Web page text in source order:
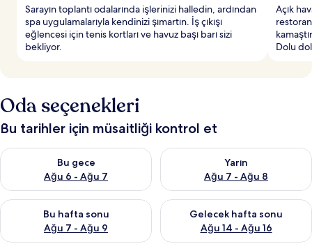
Sarayın toplantı odalarında işlerinizi halledin, ardından
spa uygulamalarıyla kendinizi şımartın. İş çıkışı
eğlencesi için tenis kortları ve havuz başı barı sizi
bekliyor.
Açık
Dolu
Oda seçenekleri
Bu tarihler için müsaitliği kontrol et
Bu gece
Ağu 6 - Ağu 7
Bu gece için müsaitliği kontrol et Ağu 6 - Ağu 7
Yarın
Ağu 7 - Ağu 8
Yarın için müsaitliği kontrol
Bu hafta sonu
Ağu 7 - Ağu 9
Bu hafta sonu için müsaitliği kontrol et Ağu 7 - Ağu 9
Gelecek hafta sonu
Ağu 14 - Ağu 16
Önümüzdeki hafta sonu için